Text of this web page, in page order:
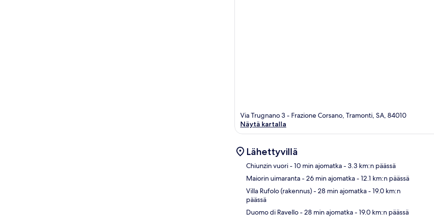
Via Trugnano 3 - Frazione Corsano, Tramonti, SA, 84010
Näytä kartalla
Lähettyvillä
Chiunzin vuori- 10 min ajomatka- 3.3 km:n päässä
Maiorin uimaranta- 26 min ajomatka- 12.1 km:n päässä
Villa Rufolo (rakennus)- 28 min ajomatka- 19.0 km:n
päässä
Duomo di Ravello- 28 min ajomatka- 19.0 km:n päässä